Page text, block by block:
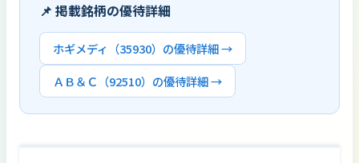
📌 掲載銘柄の優待詳細
ホギメディ（35930）の優待詳細 →
ＡＢ＆Ｃ（92510）の優待詳細 →